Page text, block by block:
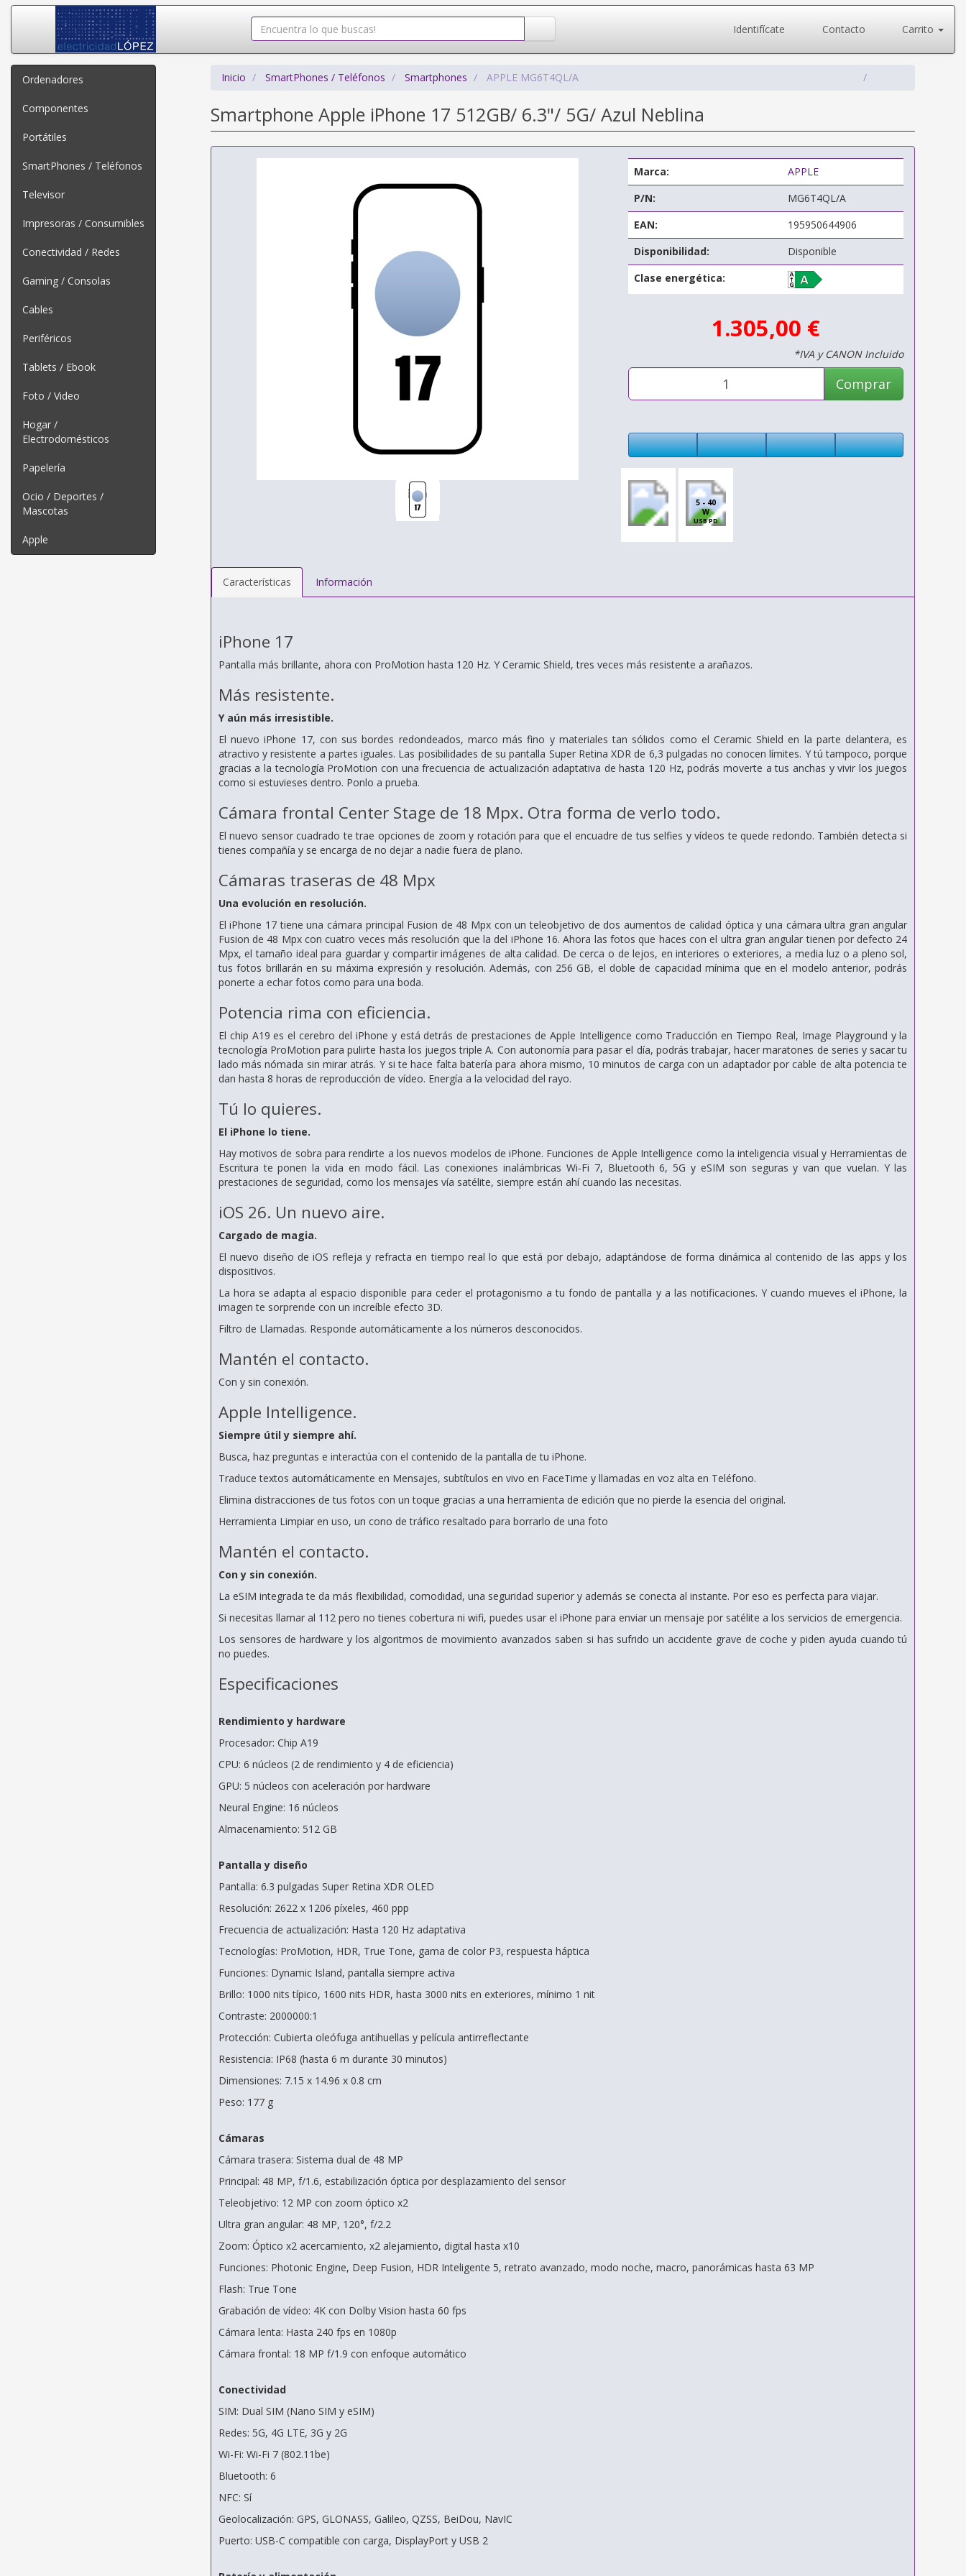
Identifícate Contacto Carrito
Ordenadores
Componentes
Portátiles
SmartPhones / Teléfonos
Televisor
Impresoras / Consumibles
Conectividad / Redes
Gaming / Consolas
Cables
Periféricos
Tablets / Ebook
Foto / Video
Hogar /
Electrodomésticos
Papelería
Ocio / Deportes /
Mascotas
Apple
Inicio SmartPhones / Teléfonos Smartphones APPLE MG6T4QL/A
Smartphone Apple iPhone 17 512GB/ 6.3"/ 5G/ Azul Neblina
Marca:
APPLE
P/N:
MG6T4QL/A
EAN:
195950644906
Disponibilidad:
Disponible
Clase energética:
1.305,00 €
*IVA y CANON Incluido
Comprar
5 - 40
W
USB PD
Características Información
iPhone 17
Pantalla más brillante, ahora con ProMotion hasta 120 Hz. Y Ceramic Shield, tres veces más resistente a arañazos.
Más resistente.
Y aún más irresistible.
El nuevo iPhone 17, con sus bordes redondeados, marco más fino y materiales tan sólidos como el Ceramic Shield en la parte delantera, es
atractivo y resistente a partes iguales. Las posibilidades de su pantalla Super Retina XDR de 6,3 pulgadas no conocen límites. Y tú tampoco, porque
gracias a la tecnología ProMotion con una frecuencia de actualización adaptativa de hasta 120 Hz, podrás moverte a tus anchas y vivir los juegos
como si estuvieses dentro. Ponlo a prueba.
Cámara frontal Center Stage de 18 Mpx. Otra forma de verlo todo.
El nuevo sensor cuadrado te trae opciones de zoom y rotación para que el encuadre de tus selfies y vídeos te quede redondo. También detecta si
tienes compañía y se encarga de no dejar a nadie fuera de plano.
Cámaras traseras de 48 Mpx
Una evolución en resolución.
El iPhone 17 tiene una cámara principal Fusion de 48 Mpx con un teleobjetivo de dos aumentos de calidad óptica y una cámara ultra gran angular
Fusion de 48 Mpx con cuatro veces más resolución que la del iPhone 16. Ahora las fotos que haces con el ultra gran angular tienen por defecto 24
Mpx, el tamaño ideal para guardar y compartir imágenes de alta calidad. De cerca o de lejos, en interiores o exteriores, a media luz o a pleno sol,
tus fotos brillarán en su máxima expresión y resolución. Además, con 256 GB, el doble de capacidad mínima que en el modelo anterior, podrás
ponerte a echar fotos como para una boda.
Potencia rima con eficiencia.
El chip A19 es el cerebro del iPhone y está detrás de prestaciones de Apple Intelligence como Traducción en Tiempo Real, Image Playground y la
tecnología ProMotion para pulirte hasta los juegos triple A. Con autonomía para pasar el día, podrás trabajar, hacer maratones de series y sacar tu
lado más nómada sin mirar atrás. Y si te hace falta batería para ahora mismo, 10 minutos de carga con un adaptador por cable de alta potencia te
dan hasta 8 horas de reproducción de vídeo. Energía a la velocidad del rayo.
Tú lo quieres.
El iPhone lo tiene.
Hay motivos de sobra para rendirte a los nuevos modelos de iPhone. Funciones de Apple Intelligence como la inteligencia visual y Herramientas de
Escritura te ponen la vida en modo fácil. Las conexiones inalámbricas Wi‑Fi 7, Bluetooth 6, 5G y eSIM son seguras y van que vuelan. Y las
prestaciones de seguridad, como los mensajes vía satélite, siempre están ahí cuando las necesitas.
iOS 26. Un nuevo aire.
Cargado de magia.
El nuevo diseño de iOS refleja y refracta en tiempo real lo que está por debajo, adaptándose de forma dinámica al contenido de las apps y los
dispositivos.
La hora se adapta al espacio disponible para ceder el protagonismo a tu fondo de pantalla y a las notificaciones. Y cuando mueves el iPhone, la
imagen te sorprende con un increíble efecto 3D.
Filtro de Llamadas. Responde automáticamente a los números desconocidos.
Mantén el contacto.
Con y sin conexión.
Apple Intelligence.
Siempre útil y siempre ahí.
Busca, haz preguntas e interactúa con el contenido de la pantalla de tu iPhone.
Traduce textos automáticamente en Mensajes, subtítulos en vivo en FaceTime y llamadas en voz alta en Teléfono.
Elimina distracciones de tus fotos con un toque gracias a una herramienta de edición que no pierde la esencia del original.
Herramienta Limpiar en uso, un cono de tráfico resaltado para borrarlo de una foto
Mantén el contacto.
Con y sin conexión.
La eSIM integrada te da más flexibilidad, comodidad, una seguridad superior y además se conecta al instante. Por eso es perfecta para viajar.
Si necesitas llamar al 112 pero no tienes cobertura ni wifi, puedes usar el iPhone para enviar un mensaje por satélite a los servicios de emergencia.
Los sensores de hardware y los algoritmos de movimiento avanzados saben si has sufrido un accidente grave de coche y piden ayuda cuando tú
no puedes.
Especificaciones
Rendimiento y hardware
Procesador: Chip A19
CPU: 6 núcleos (2 de rendimiento y 4 de eficiencia)
GPU: 5 núcleos con aceleración por hardware
Neural Engine: 16 núcleos
Almacenamiento: 512 GB
Pantalla y diseño
Pantalla: 6.3 pulgadas Super Retina XDR OLED
Resolución: 2622 x 1206 píxeles, 460 ppp
Frecuencia de actualización: Hasta 120 Hz adaptativa
Tecnologías: ProMotion, HDR, True Tone, gama de color P3, respuesta háptica
Funciones: Dynamic Island, pantalla siempre activa
Brillo: 1000 nits típico, 1600 nits HDR, hasta 3000 nits en exteriores, mínimo 1 nit
Contraste: 2000000:1
Protección: Cubierta oleófuga antihuellas y película antirreflectante
Resistencia: IP68 (hasta 6 m durante 30 minutos)
Dimensiones: 7.15 x 14.96 x 0.8 cm
Peso: 177 g
Cámaras
Cámara trasera: Sistema dual de 48 MP
Principal: 48 MP, f/1.6, estabilización óptica por desplazamiento del sensor
Teleobjetivo: 12 MP con zoom óptico x2
Ultra gran angular: 48 MP, 120°, f/2.2
Zoom: Óptico x2 acercamiento, x2 alejamiento, digital hasta x10
Funciones: Photonic Engine, Deep Fusion, HDR Inteligente 5, retrato avanzado, modo noche, macro, panorámicas hasta 63 MP
Flash: True Tone
Grabación de vídeo: 4K con Dolby Vision hasta 60 fps
Cámara lenta: Hasta 240 fps en 1080p
Cámara frontal: 18 MP f/1.9 con enfoque automático
Conectividad
SIM: Dual SIM (Nano SIM y eSIM)
Redes: 5G, 4G LTE, 3G y 2G
Wi-Fi: Wi-Fi 7 (802.11be)
Bluetooth: 6
NFC: Sí
Geolocalización: GPS, GLONASS, Galileo, QZSS, BeiDou, NavIC
Puerto: USB-C compatible con carga, DisplayPort y USB 2